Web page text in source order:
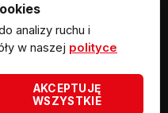
analizy ruchu i
w naszej polityce
AKCEPTUJĘ
WSZYSTKIE
· NIP 5291746970 ·
63, 55-200 Owczary